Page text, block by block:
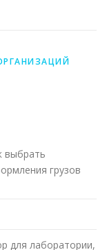
выбрать
грузов
для лаборатории,